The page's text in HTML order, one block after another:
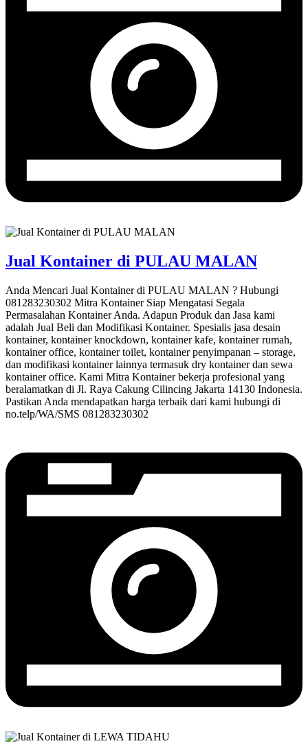
Jual Kontainer di PULAU MALAN
Anda Mencari Jual Kontainer di PULAU MALAN ? Hubungi
081283230302 Mitra Kontainer Siap Mengatasi Segala
Permasalahan Kontainer Anda. Adapun Produk dan Jasa kami
adalah Jual Beli dan Modifikasi Kontainer. Spesialis jasa desain
kontainer, kontainer knockdown, kontainer kafe, kontainer rumah,
kontainer office, kontainer toilet, kontainer penyimpanan – storage,
dan modifikasi kontainer lainnya termasuk dry kontainer dan sewa
kontainer office. Kami Mitra Kontainer bekerja profesional yang
beralamatkan di Jl. Raya Cakung Cilincing Jakarta 14130 Indonesia.
Pastikan Anda mendapatkan harga terbaik dari kami hubungi di
no.telp/WA/SMS 081283230302